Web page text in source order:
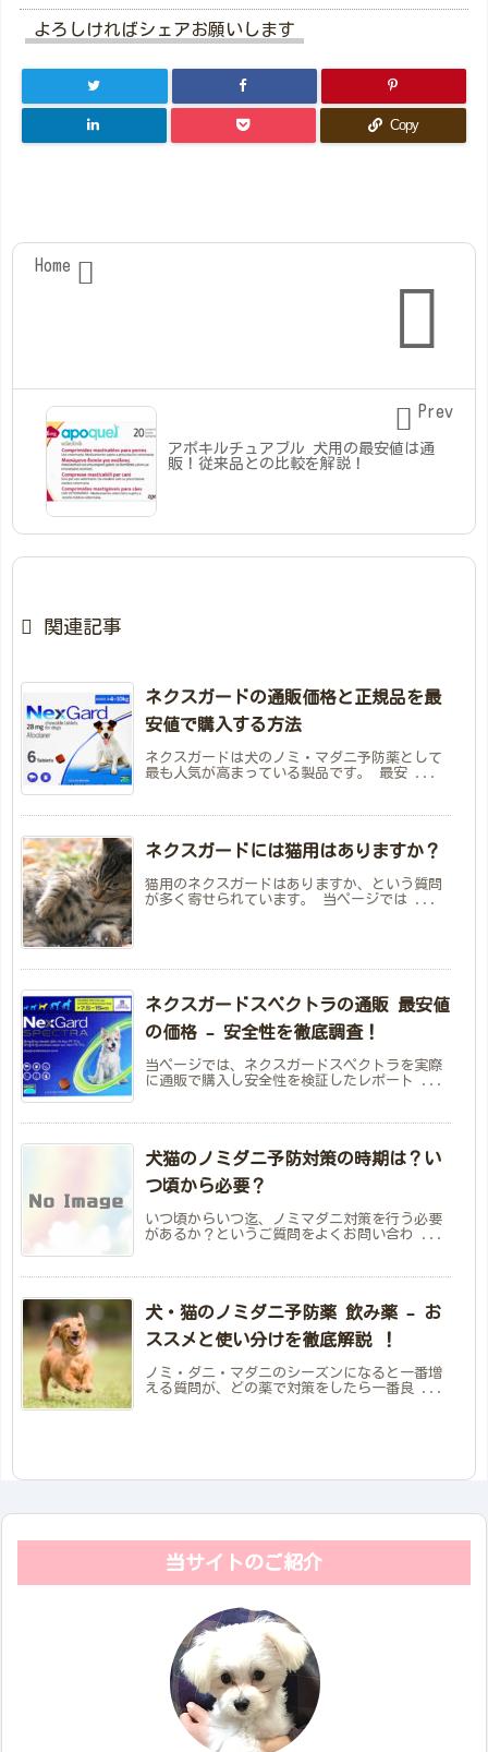
よろしければシェアお願いします
Copy


Home
アポキルチュアブル 犬用の最安値は通
販！従来品との比較を解説！
 Prev
 関連記事
ネクスガードの通販価格と正規品を最
安値で購入する方法
ネクスガードは犬のノミ・マダニ予防薬として
最も人気が高まっている製品です。 最安 ...
ネクスガードには猫用はありますか？
猫用のネクスガードはありますか、という質問
が多く寄せられています。 当ページでは ...
ネクスガードスペクトラの通販 最安値
の価格 – 安全性を徹底調査！
当ページでは、ネクスガードスペクトラを実際
に通販で購入し安全性を検証したレポート ...
犬猫のノミダニ予防対策の時期は？い
つ頃から必要？
いつ頃からいつ迄、ノミマダニ対策を行う必要
があるか？というご質問をよくお問い合わ ...
犬・猫のノミダニ予防薬 飲み薬 – お
ススメと使い分けを徹底解説 ！
ノミ・ダニ・マダニのシーズンになると一番増
える質問が、どの薬で対策をしたら一番良 ...
当サイトのご紹介